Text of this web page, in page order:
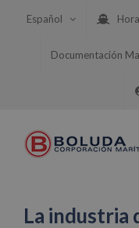
Español
Documentación
La industria